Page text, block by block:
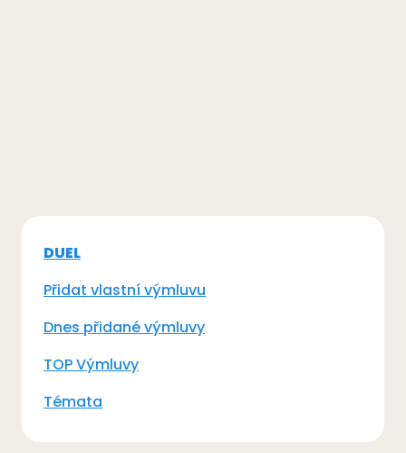
DUEL
Přidat vlastní výmluvu
Dnes přidané výmluvy
TOP Výmluvy
Témata